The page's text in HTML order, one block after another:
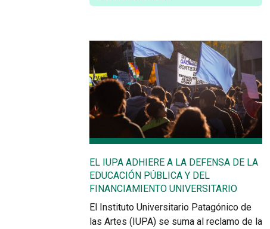
EL IUPA ADHIERE A LA DEFENSA DE LA
EDUCACIÓN PÚBLICA Y DEL
FINANCIAMIENTO UNIVERSITARIO
El Instituto Universitario Patagónico de
las Artes (IUPA) se suma al reclamo de la